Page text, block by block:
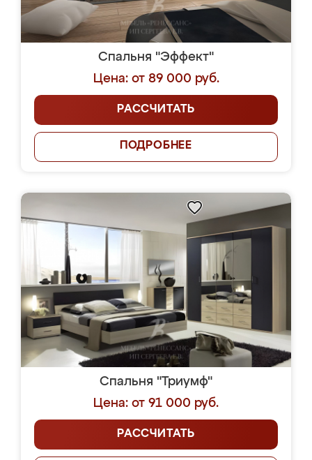
Спальня "Эффект"
Цена: от 89 000 руб.
РАССЧИТАТЬ
ПОДРОБНЕЕ
Спальня "Триумф"
Цена: от 91 000 руб.
РАССЧИТАТЬ